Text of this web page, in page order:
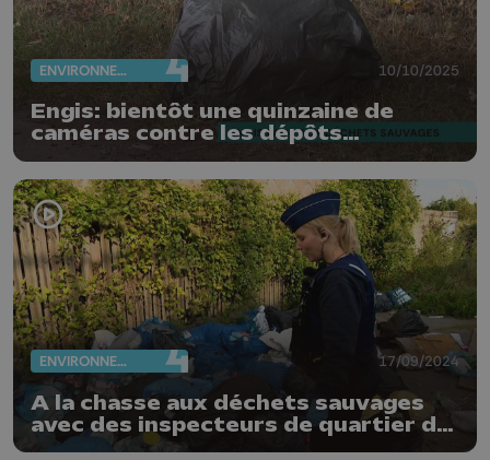
ENVIRONNEMENT 10/10/2025
Engis: bientôt une quinzaine de
caméras contre les dépôts
clandestins
ENVIRONNEMENT 17/09/2024
A la chasse aux déchets sauvages
avec des inspecteurs de quartier de
Seraing